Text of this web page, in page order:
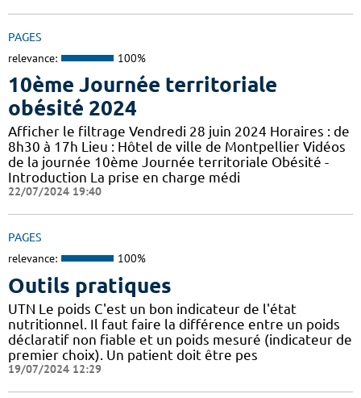
PAGES
relevance: 100%
10ème Journée territoriale
obésité 2024
Afficher le filtrage Vendredi 28 juin 2024 Horaires : de
8h30 à 17h Lieu : Hôtel de ville de Montpellier Vidéos
de la journée 10ème Journée territoriale Obésité -
Introduction La prise en charge médi
22/07/2024 19:40
PAGES
relevance: 100%
Outils pratiques
UTN Le poids C'est un bon indicateur de l'état
nutritionnel. Il faut faire la différence entre un poids
déclaratif non fiable et un poids mesuré (indicateur de
premier choix). Un patient doit être pes
19/07/2024 12:29